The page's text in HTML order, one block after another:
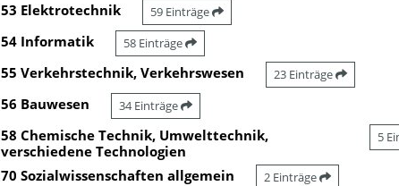
53 Elektrotechnik 59 Einträge
54 Informatik 58 Einträge
55 Verkehrstechnik, Verkehrswesen 23 Einträge
56 Bauwesen 34 Einträge
58 Chemische Technik, Umwelttechnik,
verschiedene Technologien
5
70 Sozialwissenschaften allgemein 2 Einträge